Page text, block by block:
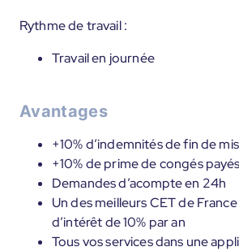
Rythme de travail :
Travail en journée
Avantages
+10% d’indemnités de fin de
+10% de prime de congés payés
Demandes d’acompte en 24h
Un des meilleurs CET de
d’intérêt de 10% par an
Tous vos services dans une